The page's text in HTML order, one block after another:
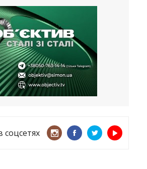
города, который устоял,
ни на что
закон? Пусть
Как благодаря штрафу
сняли с учета
соцсетях